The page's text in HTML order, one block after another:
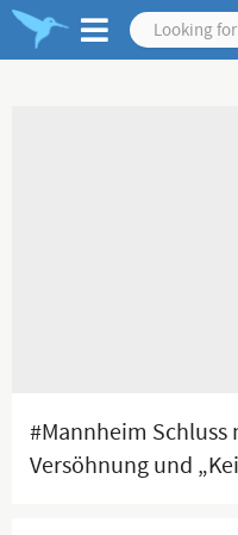
#Mannheim Schluss
Versöhnung und